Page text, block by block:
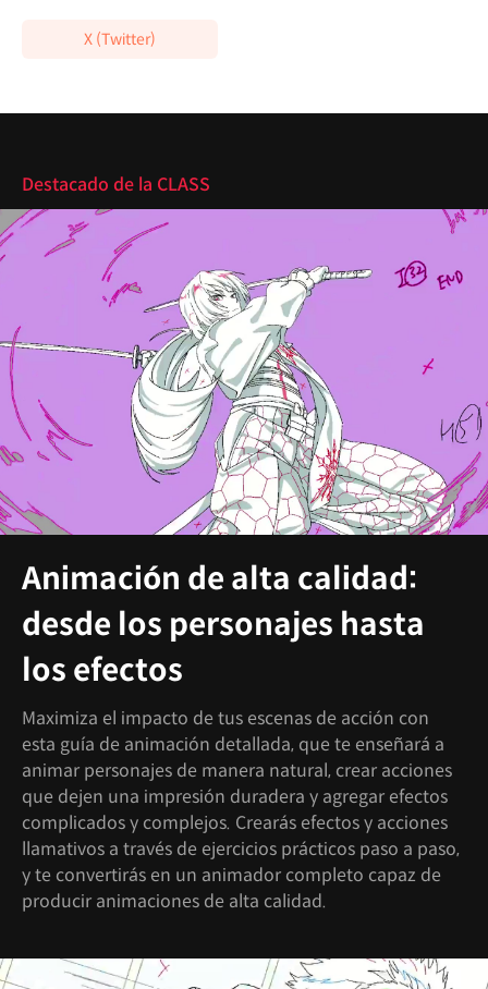
X (Twitter)
Destacado de la CLASS
Animación de alta calidad:
desde los personajes hasta
los efectos
Maximiza el impacto de tus escenas de acción con
esta guía de animación detallada, que te enseñará a
animar personajes de manera natural, crear acciones
que dejen una impresión duradera y agregar efectos
complicados y complejos. Crearás efectos y acciones
llamativos a través de ejercicios prácticos paso a paso,
y te convertirás en un animador completo capaz de
producir animaciones de alta calidad.